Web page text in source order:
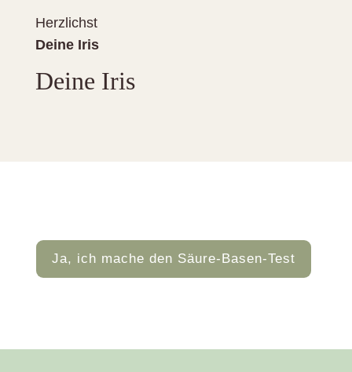
Herzlichst
Deine Iris
Deine Iris
Ja, ich mache den Säure-Basen-Test